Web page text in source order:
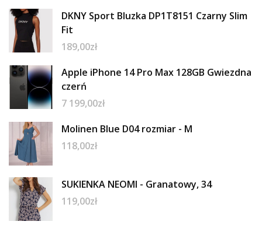
DKNY Sport Bluzka DP1T8151 Czarny Slim
Fit
189,00zł
Apple iPhone 14 Pro Max 128GB Gwiezdna
czerń
7 199,00zł
Molinen Blue D04 rozmiar - M
118,00zł
SUKIENKA NEOMI - Granatowy, 34
119,00zł